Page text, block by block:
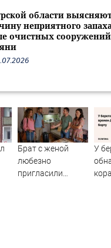
области
неприятного запаха
очистных
Брат с женой
любезно
пригласили
У